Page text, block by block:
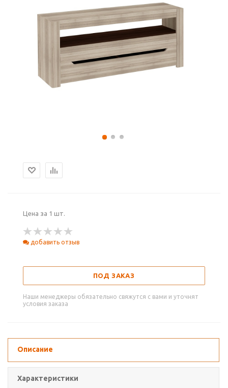
Цена за 1 шт.
добавить отзыв
ПОД ЗАКАЗ
Наши менеджеры обязательно свяжутся с вами и уточнят
условия заказа
Описание
Характеристики